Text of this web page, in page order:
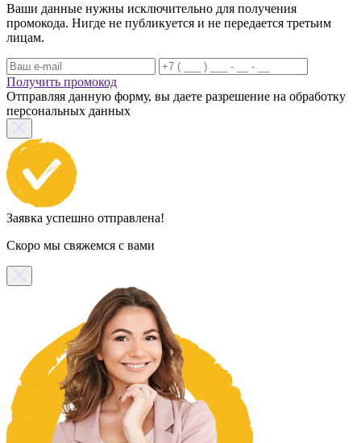
Ваши данные нужны исключительно для получения
промокода. Нигде не публикуется и не передается третьим
лицам.
Получить промокод
Отправляя данную форму, вы даете разрешение на обработку
персональных данных
Заявка успешно отправлена!
Скоро мы свяжемся с вами